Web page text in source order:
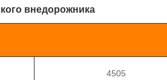
внедорожника
4505